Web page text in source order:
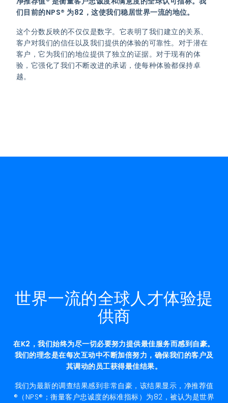
们目前的NPS® 为82，这使我们稳居世界一流的地位。
这个分数反映的不仅仅是数字。它表明了我们建立的关系、
客户对我们的信任以及我们提供的体验的可靠性。对于潜在
客户，它为我们的地位提供了独立的证据。对于现有的体
验，它强化了我们不断改进的承诺，使每种体验都保持卓
越。
世界一流的全球人才体验提
供商
在K2，我们始终为尽一切必要努力提供最佳服务而感到自豪。
我们的理念是在每次互动中不断加倍努力，确保我们的客户及
其调动的员工获得最佳结果。
我们为最新的调查结果感到非常自豪，该结果显示，净推荐值
®（NPS®；衡量客户忠诚度的标准指标）为82，被认为是世界